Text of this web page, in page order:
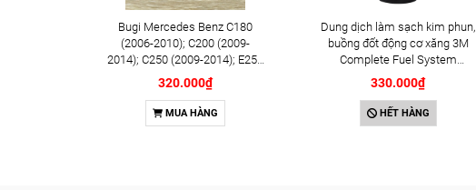
Bugi Mercedes Benz C180
(2006-2010); C200 (2009-
2014); C250 (2009-2014); E250
(2009-2013); G500 (2008-
2015); GL450 (2006-2012),
S500 (2005-2011); SLK200
(2011-2015) chính hãng Bosch
320.000₫
MUA HÀNG
Dung dịch làm sạch kim phun,
buồng đốt động cơ xăng 3M
Complete Fuel System
Cleaner 473ml (08813)
330.000₫
HẾT HÀNG